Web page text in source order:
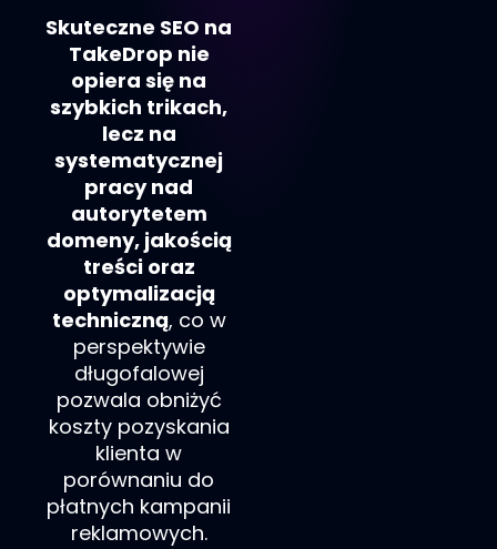
Skuteczne SEO na
TakeDrop nie
opiera się na
szybkich trikach,
lecz na
systematycznej
pracy nad
autorytetem
domeny, jakością
treści oraz
optymalizacją
techniczną, co w
perspektywie
długofalowej
pozwala obniżyć
koszty pozyskania
klienta w
porównaniu do
płatnych kampanii
reklamowych.